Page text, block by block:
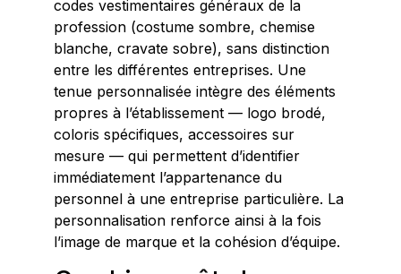
codes vestimentaires généraux de la
profession (costume sombre, chemise
blanche, cravate sobre), sans distinction
entre les différentes entreprises. Une
tenue personnalisée intègre des éléments
propres à l’établissement — logo brodé,
coloris spécifiques, accessoires sur
mesure — qui permettent d’identifier
immédiatement l’appartenance du
personnel à une entreprise particulière. La
personnalisation renforce ainsi à la fois
l’image de marque et la cohésion d’équipe.